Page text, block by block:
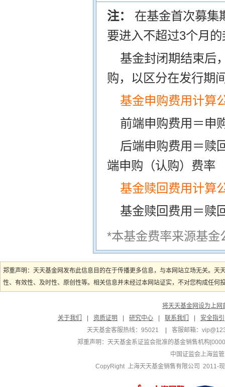
注： 在基金首次募集
要进入不超过3个月
基金封闭期结束后
购，以区分在发行期
基金申购费用计算
前端申购费用＝申
后端申购费用＝赎
端申购（认购）费率
基金赎回费用计算
基金赎回费用＝赎
*本基金费率来源基
郑重声明：天天基金网发布此信息目的在于传播更多信息，与本网站立场无关。
性、有效性、及时性、原创性等。相关信息并未经过本网站证实，不对您构成任
将天天基金网设为上网
关于我们
资质证明 研究中心 联系我们
安全指引
天天基金客服热线：95021
客服邮箱：
郑重声明： 天天基金系证监会批准的基金销售机构
中国证监会上海监
CopyRight 上海天天基金销售有限公司 2011-